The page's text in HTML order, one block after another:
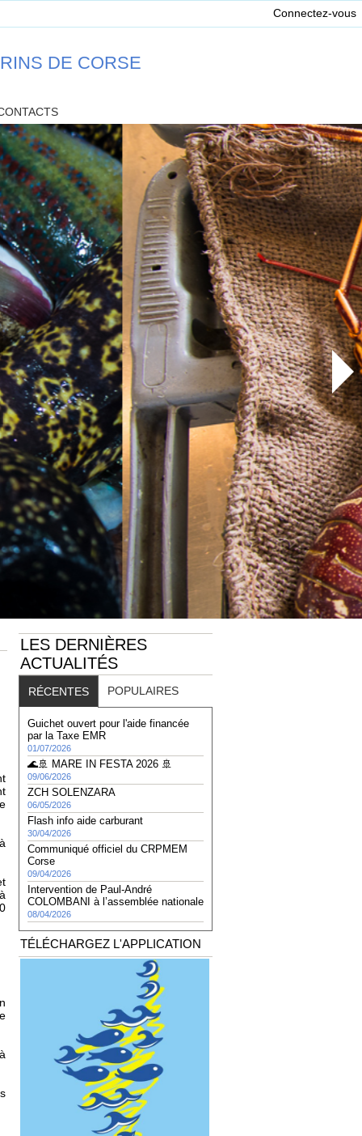
Connectez-vous
DE CORSE
LES DERNIÈRES
ACTUALITÉS
RÉCENTES POPULAIRES
Guichet ouvert pour l'aide financée
par la Taxe EMR
01/07/2026
🌊🚢 MARE IN FESTA 2026 🚢
09/06/2026
ZCH SOLENZARA
06/05/2026
Flash info aide carburant
30/04/2026
Communiqué officiel du CRPMEM
Corse
09/04/2026
Intervention de Paul-André
COLOMBANI à l’assemblée nationale
08/04/2026
TÉLÉCHARGEZ L'APPLICATION